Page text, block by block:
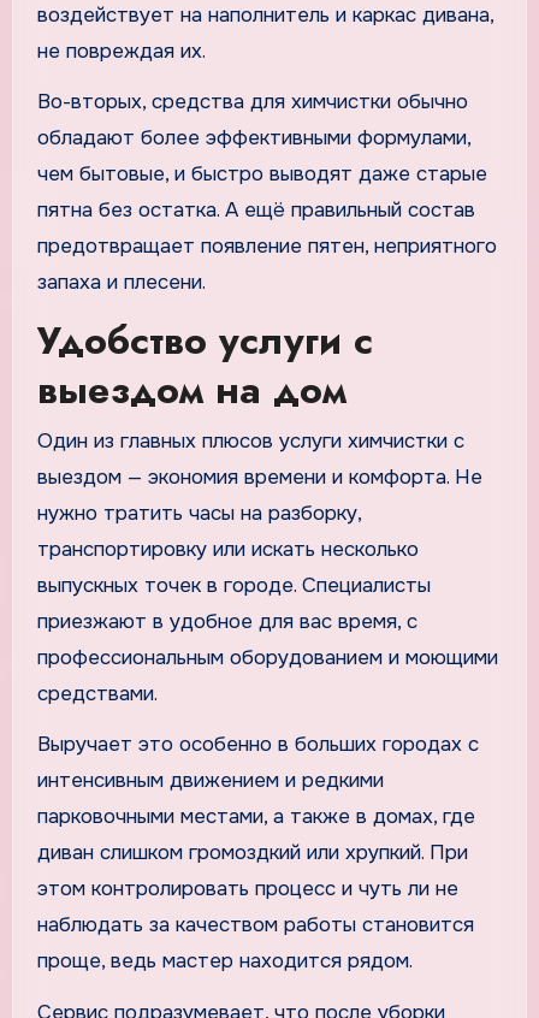
воздействует на наполнитель и каркас дивана,
не повреждая их.
Во-вторых, средства для химчистки обычно
обладают более эффективными формулами,
чем бытовые, и быстро выводят даже старые
пятна без остатка. А ещё правильный состав
предотвращает появление пятен, неприятного
запаха и плесени.
Удобство услуги с
выездом на дом
Один из главных плюсов услуги химчистки с
выездом — экономия времени и комфорта. Не
нужно тратить часы на разборку,
транспортировку или искать несколько
выпускных точек в городе. Специалисты
приезжают в удобное для вас время, с
профессиональным оборудованием и моющими
средствами.
Выручает это особенно в больших городах с
интенсивным движением и редкими
парковочными местами, а также в домах, где
диван слишком громоздкий или хрупкий. При
этом контролировать процесс и чуть ли не
наблюдать за качеством работы становится
проще, ведь мастер находится рядом.
Сервис подразумевает, что после уборки